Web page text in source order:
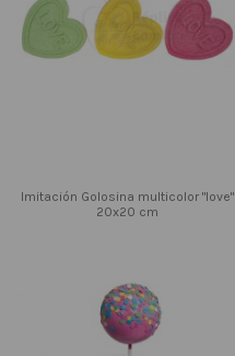
Imitación Golosina multicolor "love"
20x20 cm